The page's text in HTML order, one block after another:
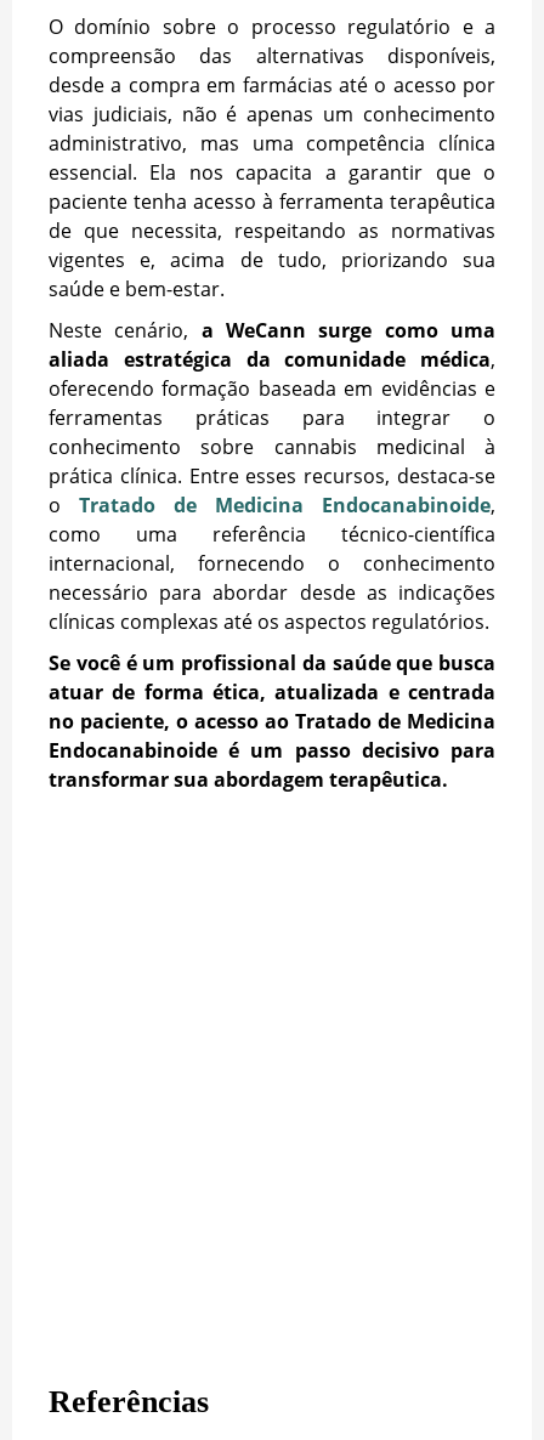
O domínio sobre o processo regulatório e a
compreensão das alternativas disponíveis,
desde a compra em farmácias até o acesso por
vias judiciais, não é apenas um conhecimento
administrativo, mas uma competência clínica
essencial. Ela nos capacita a garantir que o
paciente tenha acesso à ferramenta terapêutica
de que necessita, respeitando as normativas
vigentes e, acima de tudo, priorizando sua
saúde e bem-estar.
Neste cenário, a WeCann surge como uma
aliada estratégica da comunidade médica,
oferecendo formação baseada em evidências e
ferramentas práticas para integrar o
conhecimento sobre cannabis medicinal à
prática clínica. Entre esses recursos, destaca-se
o Tratado de Medicina Endocanabinoide,
como uma referência técnico-científica
internacional, fornecendo o conhecimento
necessário para abordar desde as indicações
clínicas complexas até os aspectos regulatórios.
Se você é um profissional da saúde que busca
atuar de forma ética, atualizada e centrada
no paciente, o acesso ao Tratado de Medicina
Endocanabinoide é um passo decisivo para
transformar sua abordagem terapêutica.
Referências